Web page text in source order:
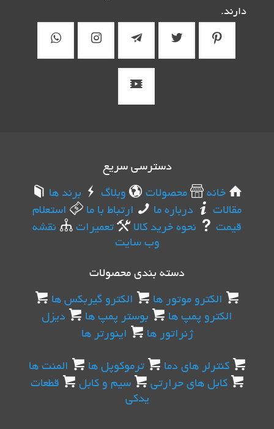
دارند.
دسترسی سریع
خانه
محصولات وبلاگ
برند ها
مقالات
درباره ما ارتباط با ما
استعلام
قیمت
نحوه خرید کالا تعمیرات
نقشه
وب سایت
دسته بندی محصولات
الکترو موتور ها
الکترو گیربکس ها
الکترو پمپ ها
بوستر پمپ ها
دیزل
ژنراتور ها
اینورتر ها
کنترلر های دما ترموکوپل ها
المنت ها
کابل های حرارتی
سیم و کابل
قطعات
یدکی